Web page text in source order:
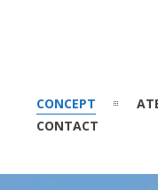
CONCEPT
CONTACT